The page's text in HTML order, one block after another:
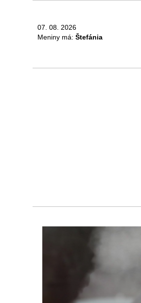
07. 08. 2026
Meniny má: Štefánia